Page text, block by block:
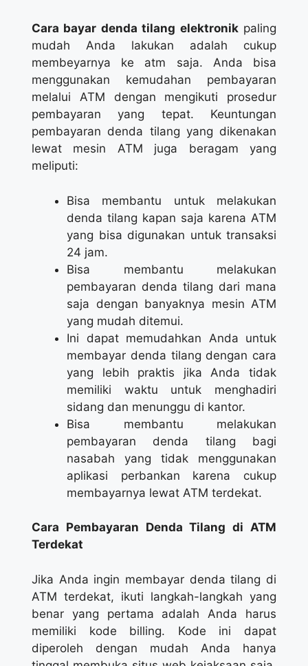
Cara bayar denda tilang elektronikpaling
mudah Anda lakukan adalah cukup
membeyarnya ke atm saja. Anda bisa
menggunakan kemudahan pembayaran
melalui ATM dengan mengikuti prosedur
pembayaran yang tepat. Keuntungan
pembayaran denda tilang yang dikenakan
lewat mesin ATM juga beragam yang
meliputi:
Bisa membantu untuk melakukan
denda tilang kapan saja karena ATM
yang bisa digunakan untuk transaksi
24 jam.
Bisa membantu melakukan
pembayaran denda tilang dari mana
saja dengan banyaknya mesin ATM
yang mudah ditemui.
Ini dapat memudahkan Anda untuk
membayar denda tilang dengan cara
yang lebih praktis jika Anda tidak
memiliki waktu untuk menghadiri
sidang dan menunggu di kantor.
Bisa membantu melakukan
pembayaran denda tilang bagi
nasabah yang tidak menggunakan
aplikasi perbankan karena cukup
membayarnya lewat ATM terdekat.
Cara Pembayaran Denda Tilang di ATM
Terdekat
Jika Anda ingin membayar denda tilang di
ATM terdekat, ikuti langkah-langkah yang
benar yang pertama adalah Anda harus
memiliki kode billing. Kode ini dapat
diperoleh dengan mudah Anda hanya